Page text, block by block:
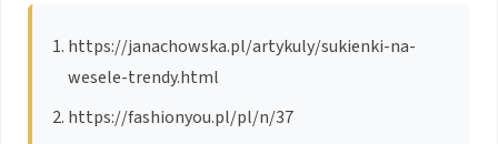
https://janachowska.pl/artykuly/sukienki-na-
wesele-trendy.html
https://fashionyou.pl/pl/n/37